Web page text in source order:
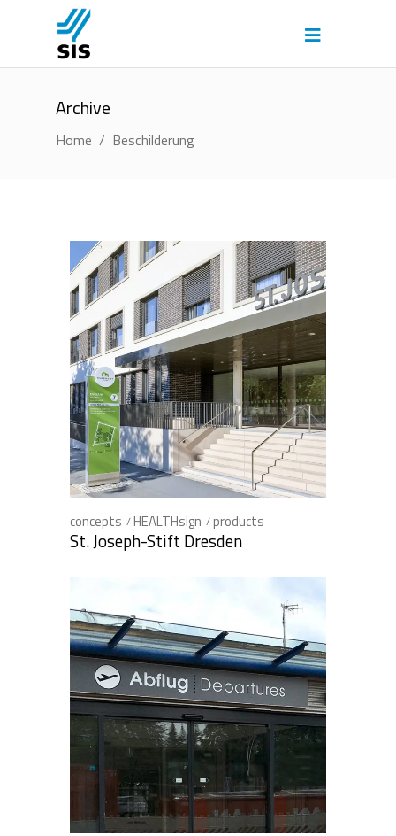
Archive
Home / Beschilderung
concepts HEALTHsign products
St. Joseph-Stift Dresden